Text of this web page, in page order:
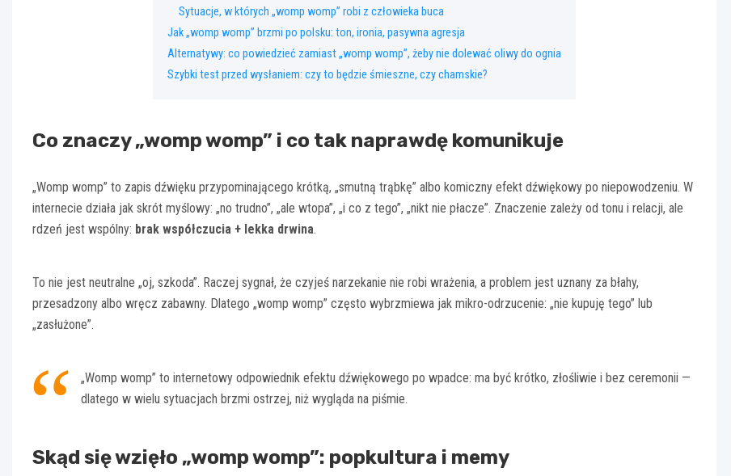
Sytuacje, w których „womp womp” robi z człowieka buca
Jak „womp womp” brzmi po polsku: ton, ironia, pasywna agresja
Alternatywy: co powiedzieć zamiast „womp womp”, żeby nie dolewać oliwy do ognia
Szybki test przed wysłaniem: czy to będzie śmieszne, czy chamskie?
Co znaczy „womp womp” i co tak naprawdę komunikuje
„Womp womp” to zapis dźwięku przypominającego krótką, „smutną trąbkę” albo komiczny efekt dźwiękowy po niepowodzeniu. W
internecie działa jak skrót myślowy: „no trudno”, „ale wtopa”, „i co z tego”, „nikt nie płacze”. Znaczenie zależy od tonu i relacji, ale
rdzeń jest wspólny: brak współczucia + lekka drwina.
To nie jest neutralne „oj, szkoda”. Raczej sygnał, że czyjeś narzekanie nie robi wrażenia, a problem jest uznany za błahy,
przesadzony albo wręcz zabawny. Dlatego „womp womp” często wybrzmiewa jak mikro-odrzucenie: „nie kupuję tego” lub
„zasłużone”.
„Womp womp” to internetowy odpowiednik efektu dźwiękowego po wpadce: ma być krótko, złośliwie i bez ceremonii —
dlatego w wielu sytuacjach brzmi ostrzej, niż wygląda na piśmie.
Skąd się wzięło „womp womp”: popkultura i memy